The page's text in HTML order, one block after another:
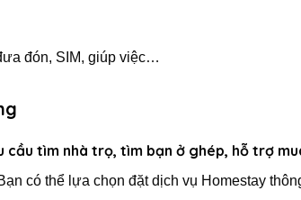
đón, SIM, giúp việc…
cầu tìm nhà trọ, tìm bạn ở ghép, hỗ trợ
có thể lựa chọn đặt dịch vụ Homestay